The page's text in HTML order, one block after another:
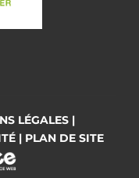
LÉGALES |
| PLAN DE SITE